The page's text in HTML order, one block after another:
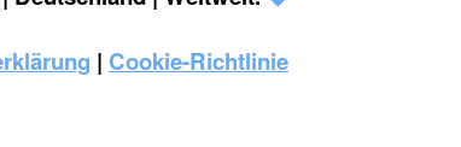
| Cookie-Richtlinie